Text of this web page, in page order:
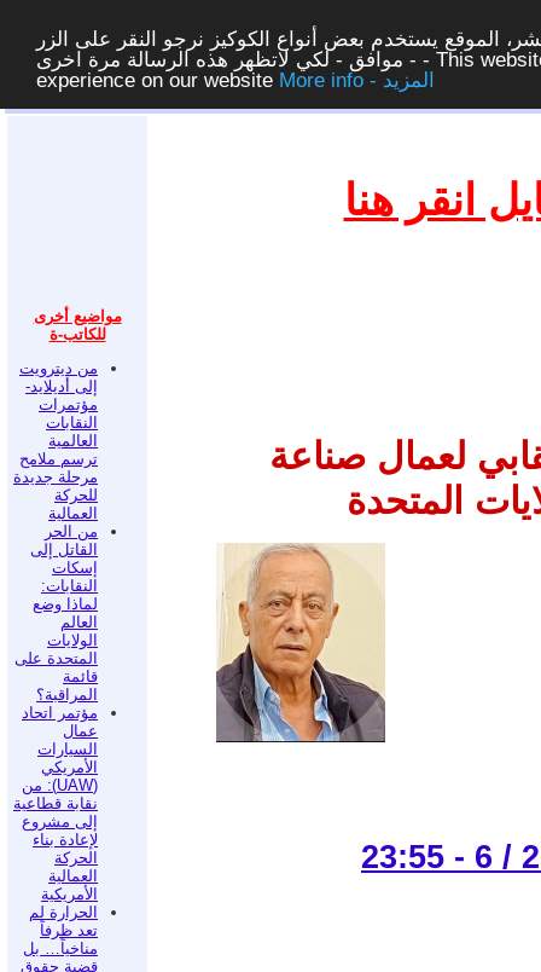
الموقع يستخدم بعض أنواع الكوكيز نرجو النقر على الزر
- موافق - لكي لاتظهر هذه الرسالة مرة اخرى - This website uses cookies to ensure you get the best
experience on our website
More info - المزيد
غلق
مواضيع أخرى
للكاتب-ة
من ديترويت
إلى أديلايد-
مؤتمرات
النقابات
العالمية
ترسم ملامح
مرحلة جديدة
للحركة
العمالية
من الحر
القاتل إلى
إسكات
النقابات:
لماذا وضع
العالم
الولايات
المتحدة على
قائمة
المراقبة؟
مؤتمر اتحاد
عمال
السيارات
الأمريكي
(UAW): من
نقابة قطاعية
إلى مشروع
لإعادة بناء
الحركة
العمالية
الأمريكية
الحرارة لم
تعد ظرفاً
مناخياً… بل
قضية حقوق
انقر هنا
لعمال صناعة
المتحدة